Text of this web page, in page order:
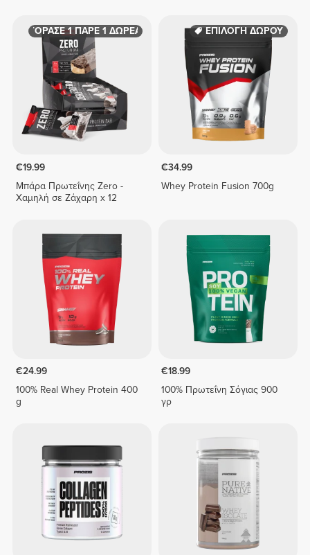
ΑΓΟΡΑΣΕ 1 ΠΑΡΕ 1 ΔΩΡΕΑΝ
€19.99
Μπάρα Πρωτεΐνης Zero -
Χαμηλή σε Ζάχαρη x 12
ΕΠΙΛΟΓΗ ΔΩΡΟΥ
€34.99
Whey Protein Fusion 700g
€24.99
100% Real Whey Protein 400
g
€18.99
100% Πρωτεΐνη Σόγιας 900
γρ